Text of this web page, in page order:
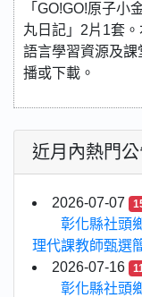
「GO!GO!原子
丸日記」2片1套
語言學習資源及
播或下載。
近月內熱門
2026-07-07
彰化縣社頭
理代課教師甄選
2026-07-16
彰化縣社頭